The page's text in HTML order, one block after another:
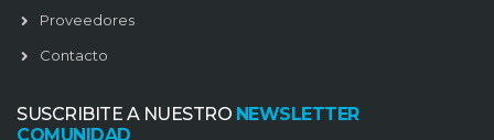
Proveedores
Contacto
SUSCRIBITE A NUESTRO NEWSLETTER
COMUNIDAD